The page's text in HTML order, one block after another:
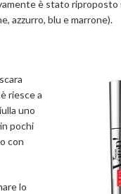
è stato
azzurro, blu e marrone).
riesce a
uno
pochi
con
lo